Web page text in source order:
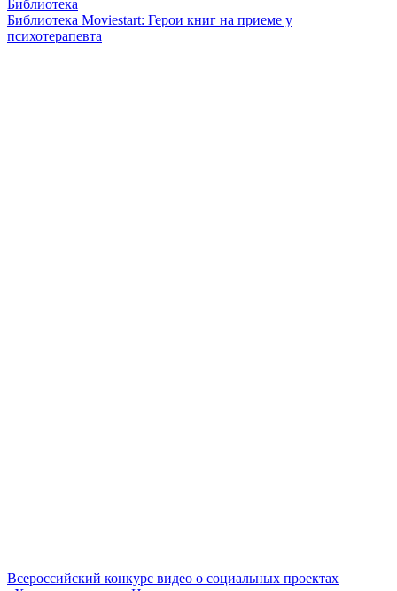
Библиотека
Библиотека Moviestart: Герои книг на приеме у
психотерапевта
Всероссийский конкурс видео о социальных проектах